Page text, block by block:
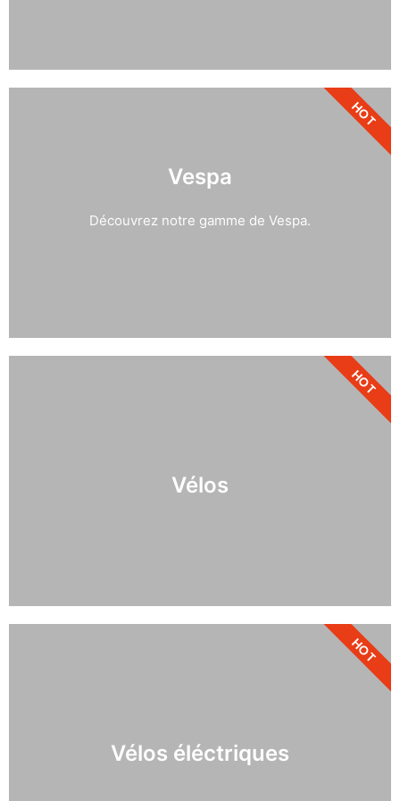
Vespa
Découvrez notre gamme de Vespa.
HOT
Vélos
HOT
Vélos éléctriques
HOT